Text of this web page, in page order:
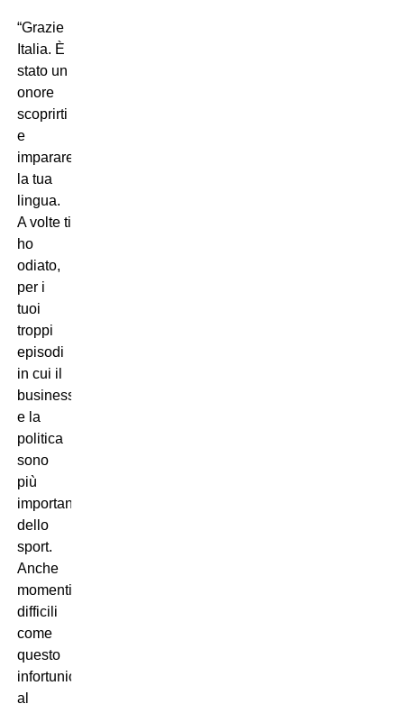
“Grazie
Italia. È
stato un
onore
scoprirti
e
imparare
la tua
lingua.
A volte ti
ho
odiato,
per i
tuoi
troppi
episodi
in cui il
business
e la
politica
sono
più
importanti
dello
sport.
Anche
momenti
difficili
come
questo
infortunio
al